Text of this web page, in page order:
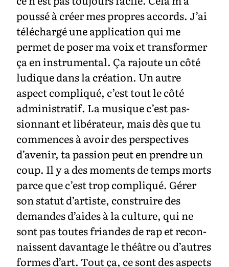
poussé à créer mes propres accords. J’ai
téléchargé une application qui me
permet de poser ma voix et transformer
ça en instrumental. Ça rajoute un côté
ludique dans la création. Un autre
aspect compliqué, c’est tout le côté
administratif. La musique c’est pas-
sionnant et libérateur, mais dès que tu
commences à avoir des perspectives
d’avenir, ta passion peut en prendre un
coup. Il y a des moments de temps morts
parce que c’est trop compliqué. Gérer
son statut d’artiste, construire des
demandes d’aides à la culture, qui ne
sont pas toutes friandes de rap et recon-
naissent davantage le théâtre ou d’autres
formes d’art. Tout ça, ce sont des aspects